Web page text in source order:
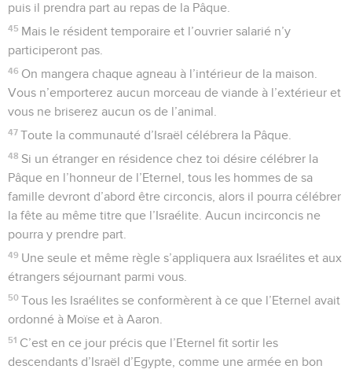
puis il prendra part au repas de la Pâque.
45 Mais le résident temporaire et l’ouvrier salarié n’y
participeront pas.
46 On mangera chaque agneau à l’intérieur de la maison.
Vous n’emporterez aucun morceau de viande à l’extérieur et
vous ne briserez aucun os de l’animal.
47 Toute la communauté d’Israël célébrera la Pâque.
48 Si un étranger en résidence chez toi désire célébrer la
Pâque en l’honneur de l’Eternel, tous les hommes de sa
famille devront d’abord être circoncis, alors il pourra célébrer
la fête au même titre que l’Israélite. Aucun incirconcis ne
pourra y prendre part.
49 Une seule et même règle s’appliquera aux Israélites et aux
étrangers séjournant parmi vous.
50 Tous les Israélites se conformèrent à ce que l’Eternel avait
ordonné à Moïse et à Aaron.
51 C’est en ce jour précis que l’Eternel fit sortir les
descendants d’Israël d’Egypte, comme une armée en bon